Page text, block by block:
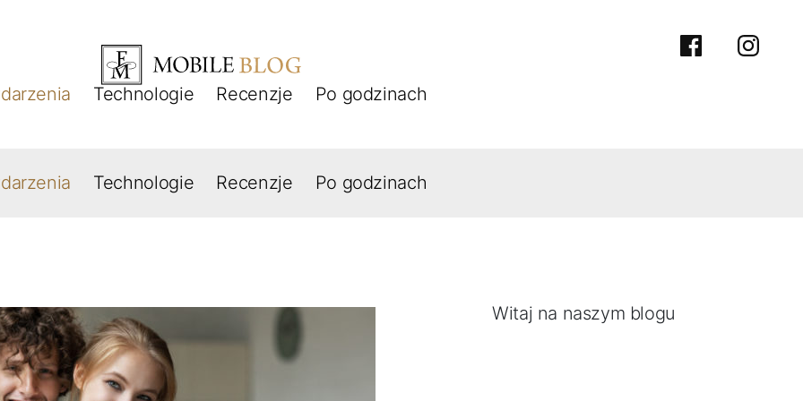
Technologie Recenzje Po godzinach
facebook
Technologie Recenzje Po godzinach
Witaj na naszym blogu